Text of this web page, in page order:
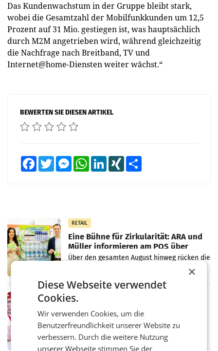
Das Kundenwachstum in der Gruppe bleibt stark,
wobei die Gesamtzahl der Mobilfunkkunden um 12,5
Prozent auf 31 Mio. gestiegen ist, was hauptsächlich
durch M2M angetrieben wird, während gleichzeitig
die Nachfrage nach Breitband, TV und
Internet@home-Diensten weiter wächst.“
BEWERTEN SIE DIESEN ARTIKEL
FacebookTwitter MessengerWhatsAppLinkedInXING
RETAIL
Eine Bühne für Zirkularität: ARA und
Müller informieren am POS über
Kreislauffähigkeit
Über den gesamten August hinweg rücken die
„Kreislauf-Helden“ in allen österreichischen
RETAIL
Penny modernisiert zwei Filialen in
Ober- und Niederösterreich
WIENER NEUDORF. – Im Rahmen einer
laufenden Modernisierungsoffensive
erneuert Penny zwei Filialen in Nieder- und
×
Diese Webseite verwendet
Cookies.
Wir verwenden Cookies, um die
Benutzerfreundlichkeit unserer Website zu
verbessern. Durch die weitere Nutzung
unserer Webseite stimmen Sie der